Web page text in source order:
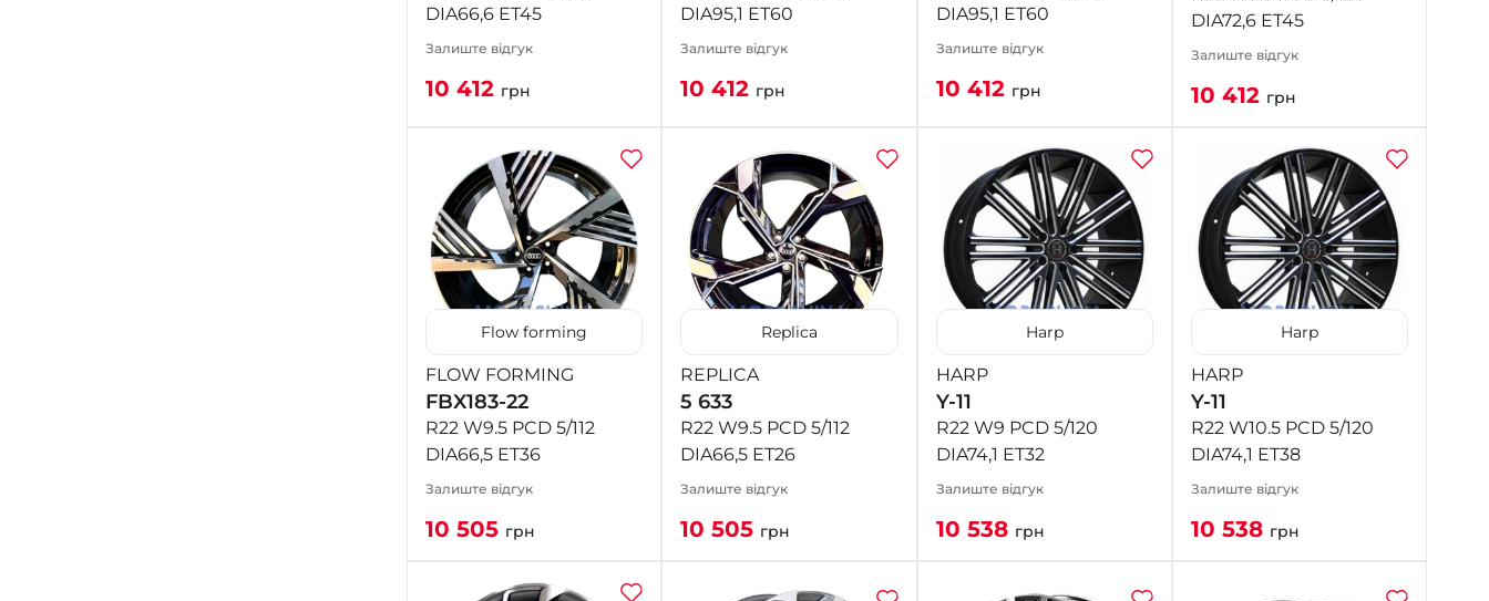
DIA66,6 ET45
Залиште відгук
10 412 грн
DIA95,1 ET60
Залиште відгук
10 412 грн
DIA95,1 ET60
Залиште відгук
10 412 грн
DIA72,6 ET45
Залиште відгук
10 412 грн
Flow forming
FLOW FORMING
FBX183-22
R22 W9.5 PCD 5/112
DIA66,5 ET36
Залиште відгук
10 505 грн
Replica
REPLICA
5 633
R22 W9.5 PCD 5/112
DIA66,5 ET26
Залиште відгук
10 505 грн
Harp
HARP
Y-11
R22 W9 PCD 5/120
DIA74,1 ET32
Залиште відгук
10 538 грн
Harp
HARP
Y-11
R22 W10.5 PCD 5/120
DIA74,1 ET38
Залиште відгук
10 538 грн